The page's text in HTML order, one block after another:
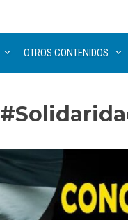
OTROS CONTENIDOS